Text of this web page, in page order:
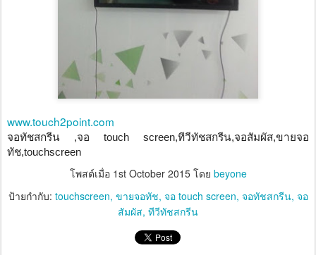
www.touch2point.com
จอทัชสกรีน ,จอ touch screen,ทีวีทัชสกรีน,จอสัมผัส,ขายจอ
ทัช,touchscreen
โพสต์เมื่อ 1st October 2015โดย beyone
ป้ายกำกับ: touchscreen ขายจอทัช จอ touch screen จอทัชสกรีน จอ
สัมผัส ทีวีทัชสกรีน